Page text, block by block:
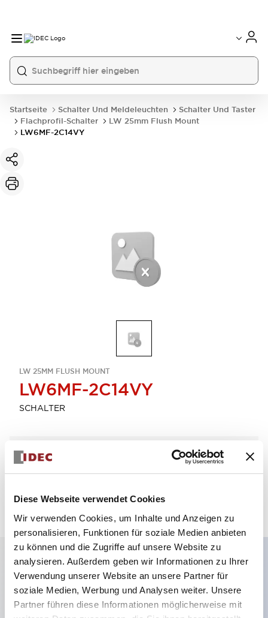
Diese Webseite verwendet Cookies
Wir verwenden Cookies, um Inhalte und Anzeigen zu
personalisieren, Funktionen für soziale Medien anbieten
zu können und die Zugriffe auf unsere Website zu
analysieren. Außerdem geben wir Informationen zu Ihrer
Verwendung unserer Website an unsere Partner für
soziale Medien, Werbung und Analysen weiter. Unsere
Partner führen diese Informationen möglicherweise mit
Startseite Schalter Und Meldeleuchten
Schalter Und Taster
Flachprofil-Schalter
LW 25mm Flush Mount
LW6MF-2C14VY
LW 25MM FLUSH MOUNT
LW6MF-2C14VY
SCHALTER
Menge auswählen
zum Zitat hinzufügen
Hauptmerkmale
Mehrfachbefestigung möglich